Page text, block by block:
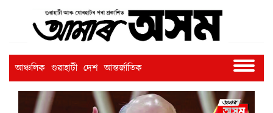
আঞ্চলিক গুৱাহাটী দেশ আন্তৰ্জাতিক